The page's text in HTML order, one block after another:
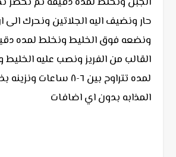
حار ونضيف اليه الجلاتين ونحرك
ونضعه فوق الخليط ونخلط لمده
القالب من الفريز ونصب عليه الخليط
لمده تتراوح بين ٦-٨
المذابه بدون اي اضافات